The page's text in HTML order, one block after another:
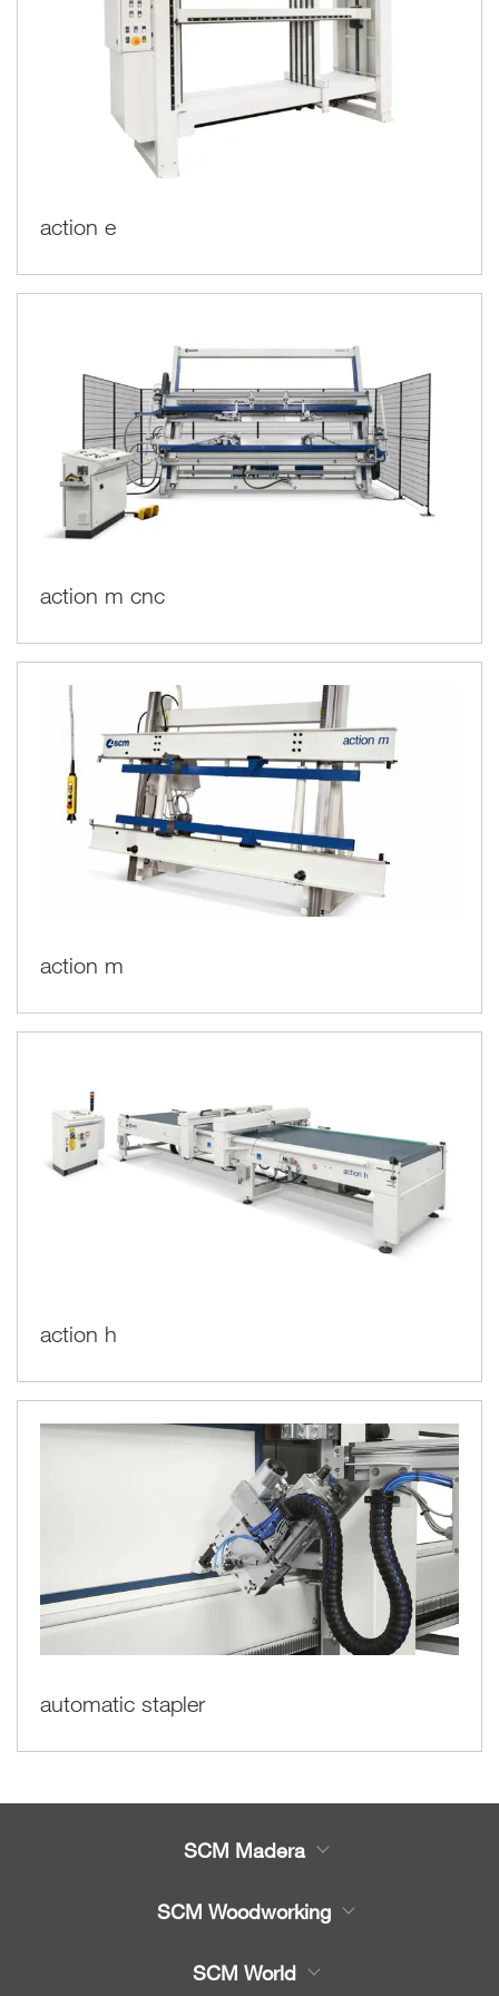
action e
action m cnc
action m
action h
automatic stapler
SCM Madera
Recambios
SCM Woodworking
SCM World